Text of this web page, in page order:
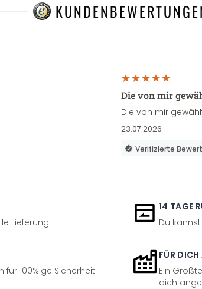
Die von mir
Die von mir
23.07.2026
Verifizierte
Lieferung
14 TAGE
Du
100%ige Sicherheit
FÜR DICH
Ein
dich